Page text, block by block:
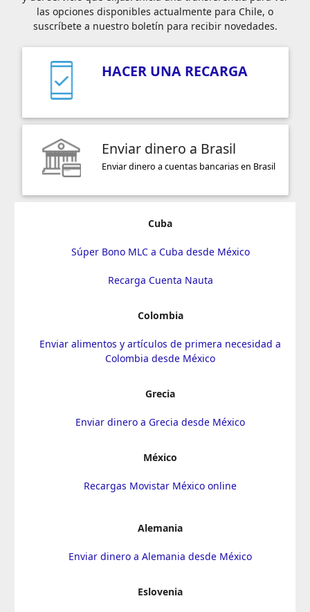
las opciones disponibles actualmente para Chile, o
suscríbete a nuestro boletín para recibir novedades.
HACER UNA RECARGA
Enviar dinero a Brasil
Enviar dinero a cuentas bancarias en Brasil
Cuba
Súper Bono MLC a Cuba desde México
Recarga Cuenta Nauta
Colombia
Enviar alimentos y artículos de primera necesidad a
Colombia desde México
Grecia
Enviar dinero a Grecia desde México
México
Recargas Movistar México online
Alemania
Enviar dinero a Alemania desde México
Eslovenia